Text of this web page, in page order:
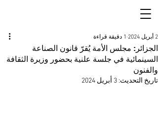
الجزائر: مجلس الأمة يُقرّ قانون الصناعة
السينمائية في جلسة علنية بحضور وزيرة الثقافة
والفنون
2 أبريل 2024 1 دقيقة قراءة
تاريخ التحديث: 3 أبريل 2024